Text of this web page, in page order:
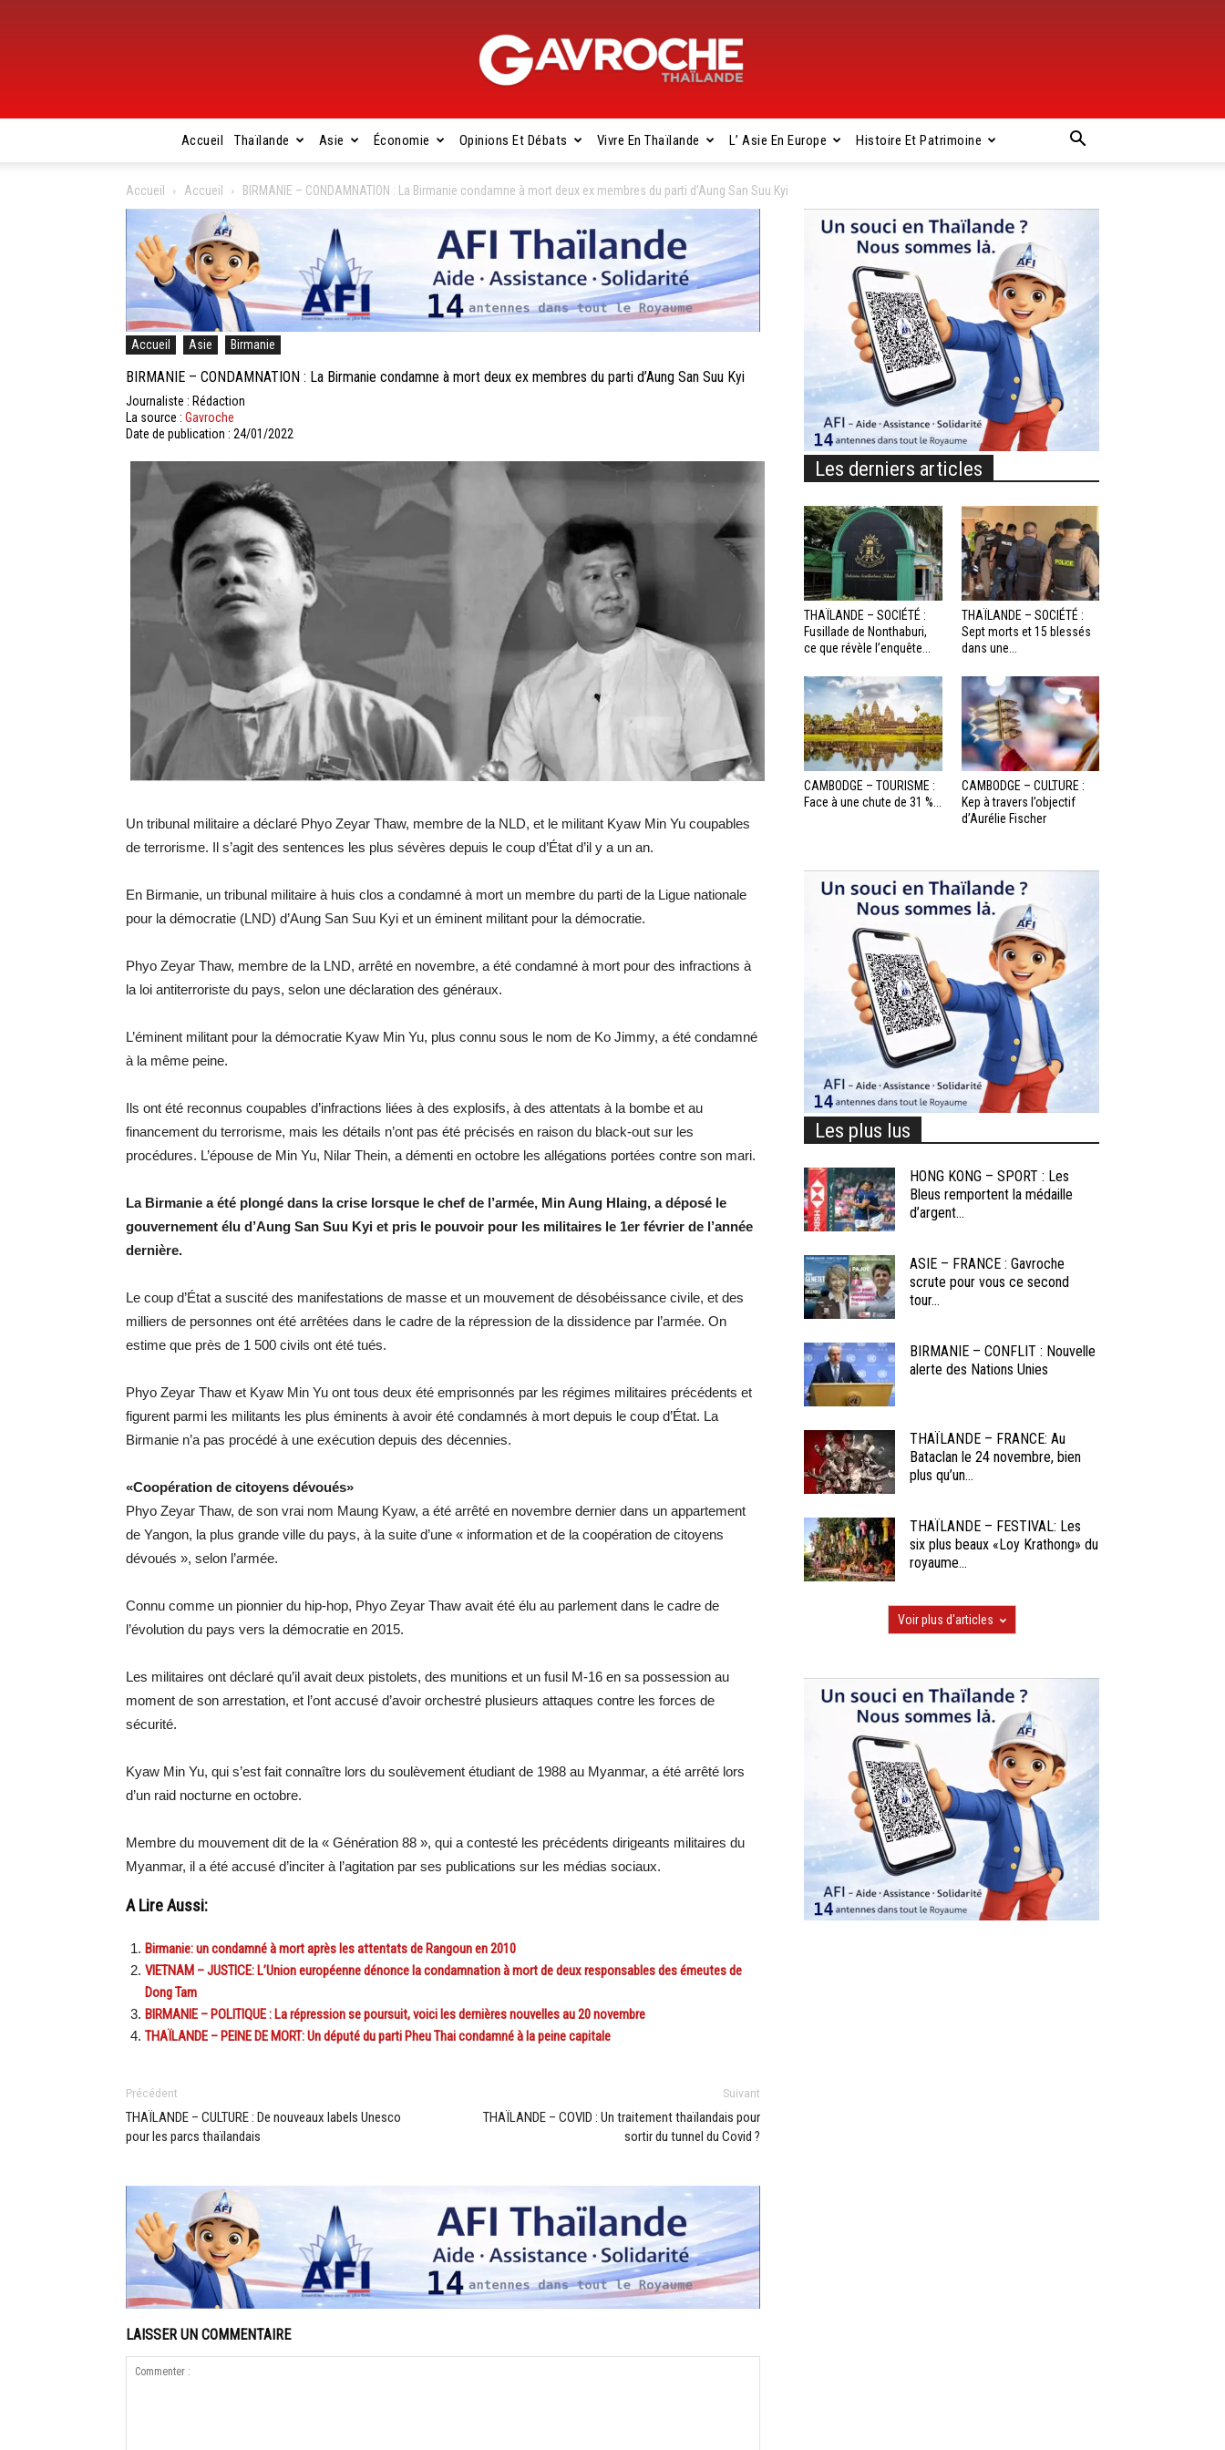
Gavroche
Thaïlande
Accueil Thaïlande Asie Économie Opinions Et Débats Vivre En Thaïlande L’ Asie En Europe Histoire Et Patrimoine
Accueil Accueil BIRMANIE – CONDAMNATION : La Birmanie condamne à mort deux ex membres du parti d’Aung San Suu Kyi
Accueil Asie Birmanie
BIRMANIE – CONDAMNATION : La Birmanie condamne à mort deux ex membres du parti d’Aung San Suu Kyi
Journaliste : Rédaction
La source : Gavroche
Date de publication : 24/01/2022
Un tribunal militaire a déclaré Phyo Zeyar Thaw, membre de la NLD, et le militant Kyaw Min Yu coupables
de terrorisme. Il s’agit des sentences les plus sévères depuis le coup d’État d’il y a un an.
En Birmanie, un tribunal militaire à huis clos a condamné à mort un membre du parti de la Ligue nationale
pour la démocratie (LND) d’Aung San Suu Kyi et un éminent militant pour la démocratie.
Phyo Zeyar Thaw, membre de la LND, arrêté en novembre, a été condamné à mort pour des infractions à
la loi antiterroriste du pays, selon une déclaration des généraux.
L’éminent militant pour la démocratie Kyaw Min Yu, plus connu sous le nom de Ko Jimmy, a été condamné
à la même peine.
Ils ont été reconnus coupables d’infractions liées à des explosifs, à des attentats à la bombe et au
financement du terrorisme, mais les détails n’ont pas été précisés en raison du black-out sur les
procédures. L’épouse de Min Yu, Nilar Thein, a démenti en octobre les allégations portées contre son mari.
La Birmanie a été plongé dans la crise lorsque le chef de l’armée, Min Aung Hlaing, a déposé le
gouvernement élu d’Aung San Suu Kyi et pris le pouvoir pour les militaires le 1er février de l’année
dernière.
Le coup d’État a suscité des manifestations de masse et un mouvement de désobéissance civile, et des
milliers de personnes ont été arrêtées dans le cadre de la répression de la dissidence par l’armée. On
estime que près de 1 500 civils ont été tués.
Phyo Zeyar Thaw et Kyaw Min Yu ont tous deux été emprisonnés par les régimes militaires précédents et
figurent parmi les militants les plus éminents à avoir été condamnés à mort depuis le coup d’État. La
Birmanie n’a pas procédé à une exécution depuis des décennies.
«Coopération de citoyens dévoués»
Phyo Zeyar Thaw, de son vrai nom Maung Kyaw, a été arrêté en novembre dernier dans un appartement
de Yangon, la plus grande ville du pays, à la suite d’une « information et de la coopération de citoyens
dévoués », selon l’armée.
Connu comme un pionnier du hip-hop, Phyo Zeyar Thaw avait été élu au parlement dans le cadre de
l’évolution du pays vers la démocratie en 2015.
Les militaires ont déclaré qu’il avait deux pistolets, des munitions et un fusil M-16 en sa possession au
moment de son arrestation, et l’ont accusé d’avoir orchestré plusieurs attaques contre les forces de
sécurité.
Kyaw Min Yu, qui s’est fait connaître lors du soulèvement étudiant de 1988 au Myanmar, a été arrêté lors
d’un raid nocturne en octobre.
Membre du mouvement dit de la « Génération 88 », qui a contesté les précédents dirigeants militaires du
Myanmar, il a été accusé d’inciter à l’agitation par ses publications sur les médias sociaux.
A Lire Aussi:
Birmanie: un condamné à mort après les attentats de Rangoun en 2010
VIETNAM – JUSTICE: L’Union européenne dénonce la condamnation à mort de deux responsables des émeutes de
Dong Tam
BIRMANIE – POLITIQUE : La répression se poursuit, voici les dernières nouvelles au 20 novembre
THAÏLANDE – PEINE DE MORT: Un député du parti Pheu Thai condamné à la peine capitale
Précédent
THAÏLANDE – CULTURE : De nouveaux labels Unesco
pour les parcs thaïlandais
Suivant
THAÏLANDE – COVID : Un traitement thaïlandais pour
sortir du tunnel du Covid ?
LAISSER UN COMMENTAIRE
Les derniers articles
THAÏLANDE – SOCIÉTÉ :
Fusillade de Nonthaburi,
ce que révèle l’enquête...
THAÏLANDE – SOCIÉTÉ :
Sept morts et 15 blessés
dans une...
CAMBODGE – TOURISME :
Face à une chute de 31 %...
CAMBODGE – CULTURE :
Kep à travers l’objectif
d’Aurélie Fischer
Les plus lus
HONG KONG – SPORT : Les
Bleus remportent la médaille
d’argent...
ASIE – FRANCE : Gavroche
scrute pour vous ce second
tour...
BIRMANIE – CONFLIT : Nouvelle
alerte des Nations Unies
THAÏLANDE – FRANCE: Au
Bataclan le 24 novembre, bien
plus qu’un...
THAÏLANDE – FESTIVAL: Les
six plus beaux «Loy Krathong» du
royaume...
Voir plus d'articles